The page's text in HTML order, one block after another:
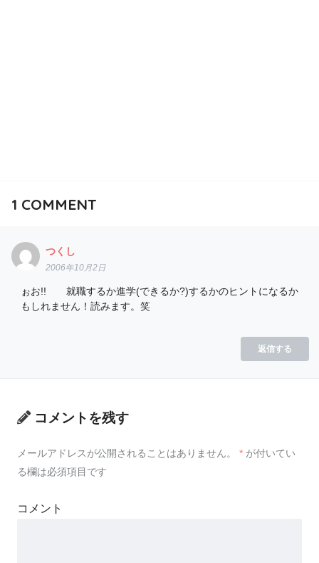
1 COMMENT
つくし
2006年10月2日
ぉお!! 就職するか進学(できるか?)するかのヒントになるか
もしれません！読みます。笑
返信する
コメントを残す
メールアドレスが公開されることはありません。 * が付いてい
る欄は必須項目です
コメント